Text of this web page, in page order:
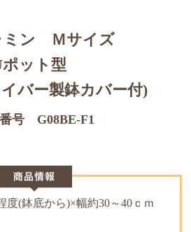
ミン Ｍサイズ
ポット型
バー製鉢カバー付)
号 G08BE-F1
度(鉢底から)×幅約30～40ｃｍ